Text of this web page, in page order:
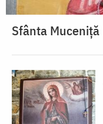
Sfânta